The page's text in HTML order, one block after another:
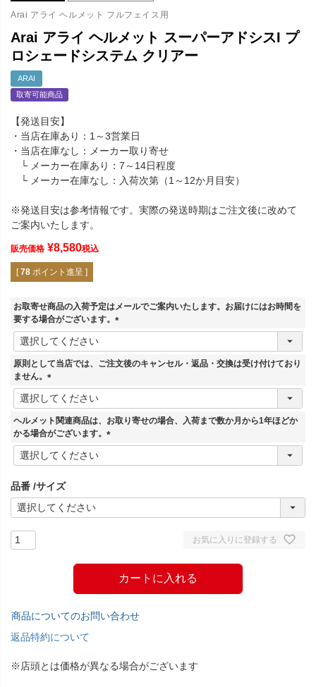
Arai アライ ヘルメット フルフェイス用
Arai アライ ヘルメット スーパーアドシスI プ
ロシェードシステム クリアー
ARAI
取寄可能商品
【発送目安】
・当店在庫あり：1～3営業日
・当店在庫なし：メーカー取り寄せ
└ メーカー在庫あり：7～14日程度
└ メーカー在庫なし：入荷次第（1～12か月目安）
※発送目安は参考情報です。実際の発送時期はご注文後に改めて
ご案内いたします。
販売価格 ¥8,580税込
[ 78 ポイント進呈 ]
お取寄せ商品の入荷予定はメールでご案内いたします。お届けにはお時間を
要する場合がございます。
(
須
原則として当店では、ご注文後のキャンセル・返品・交換は受け付けており
ません。
(
必
須
)
ヘルメット関連商品は、お取り寄せの場合、入荷まで数か月から1年ほどか
かる場合がございます。
(
品番 サイズ
お気に入りに登録する
カートに入れる
商品についてのお問い合わせ
返品特約について
※店頭とは価格が異なる場合がございます